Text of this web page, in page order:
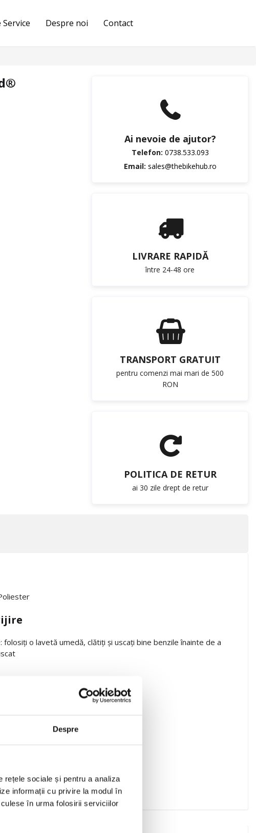
Despre
rețele sociale și pentru a analiza
informații cu privire la modul în
în urma folosirii serviciilor
Despre noi Contact
Ai nevoie de ajutor?
Telefon: 0738.533.093
Email: sales@thebikehub.ro
LIVRARE RAPIDĂ
între 24-48 ore
TRANSPORT GRATUIT
pentru comenzi mai mari de 500
RON
POLITICA DE RETUR
ai 30 zile drept de retur
folosiți o lavetă umedă, clătiți și uscați bine benzile înainte de a
Termoscud®